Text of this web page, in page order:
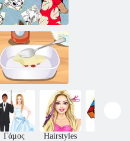
Βιβλίο
ζωγραφικής Lilo
and Stitch
Buffalo
κοτόπουλο με
σάλτσα
Γάμος Hairstyles